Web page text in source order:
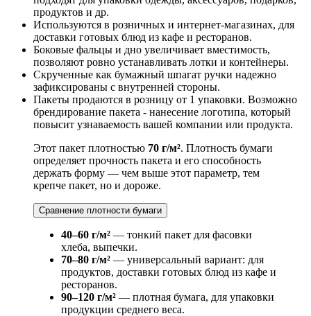
продуктов и др.
Используются в розничных и интернет-магазинах, для
доставки готовых блюд из кафе и ресторанов.
Боковые фальцы и дно увеличивает вместимость,
позволяют ровно устанавливать лотки и контейнеры.
Скрученные как бумажный шпагат ручки надежно
зафиксированы с внутренней стороны.
Пакеты продаются в розницу от 1 упаковки. Возможно
брендирование пакета - нанесение логотипа, который
повысит узнаваемость вашей компании или продукта.
Этот пакет плотностью 70 г/м². Плотность бумаги
определяет прочность пакета и его способность
держать форму — чем выше этот параметр, тем
крепче пакет, но и дороже.
Сравнение плотности бумаги
40–60 г/м² — тонкий пакет для фасовки
хлеба, выпечки.
70–80 г/м² — универсальный вариант: для
продуктов, доставки готовых блюд из кафе и
ресторанов.
90–120 г/м² — плотная бумага, для упаковки
продукции среднего веса.